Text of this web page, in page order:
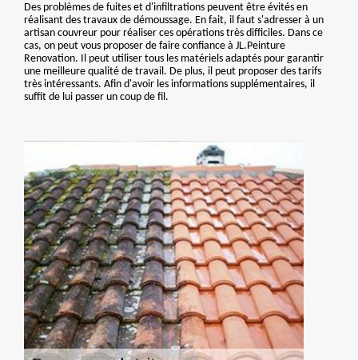
Des problèmes de fuites et d'infiltrations peuvent être évités en
réalisant des travaux de démoussage. En fait, il faut s'adresser à un
artisan couvreur pour réaliser ces opérations très difficiles. Dans ce
cas, on peut vous proposer de faire confiance à JL.Peinture
Renovation. Il peut utiliser tous les matériels adaptés pour garantir
une meilleure qualité de travail. De plus, il peut proposer des tarifs
très intéressants. Afin d'avoir les informations supplémentaires, il
suffit de lui passer un coup de fil.